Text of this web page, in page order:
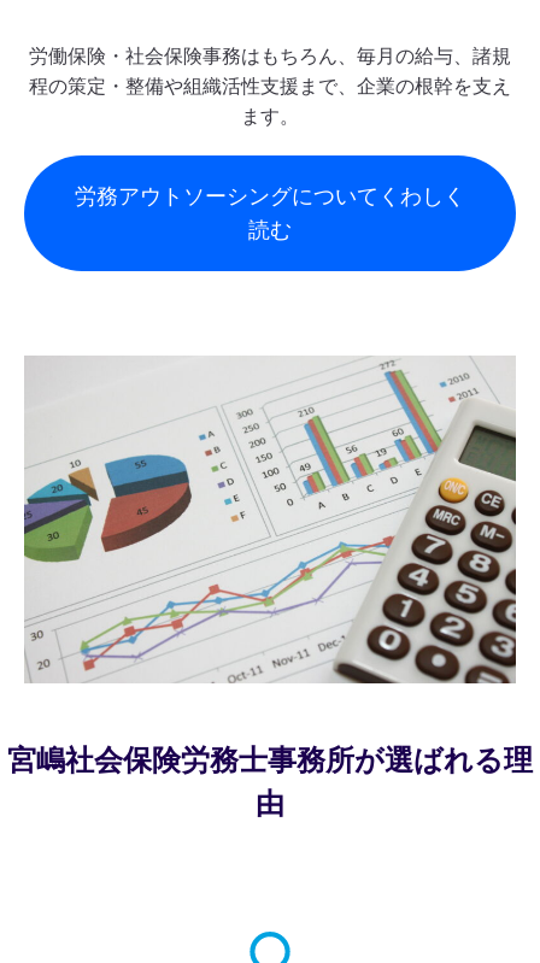
労働保険・社会保険事務はもちろん、毎月の給与、諸規
程の策定・整備や組織活性支援まで、企業の根幹を支え
ます。
労務アウトソーシングについてくわしく
読む
宮嶋社会保険労務士事務所が選ばれる理
由